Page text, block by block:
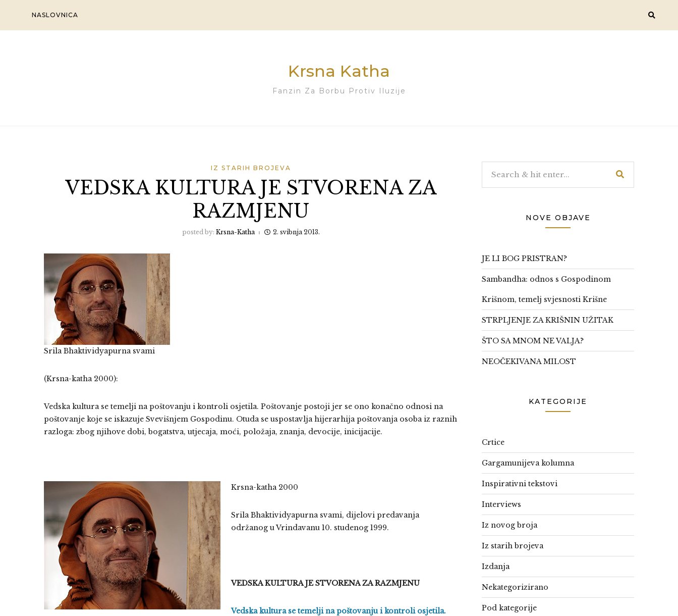
content
NASLOVNICA
Krsna Katha
Fanzin Za Borbu Protiv Iluzije
IZ STARIH BROJEVA
VEDSKA KULTURA JE STVORENA ZA
RAZMJENU
posted by: Krsna-Katha 2. svibnja 2013.
Srila Bhaktividyapurna svami
(Krsna-katha 2000):
Vedska kultura se temelji na poštovanju i kontroli osjetila. Poštovanje postoji jer se ono konačno odnosi na
poštovanje koje se iskazuje Svevišnjem Gospodinu. Otuda se uspostavlja hijerarhija poštovanja osoba iz raznih
razloga: zbog njihove dobi, bogatstva, utjecaja, moći, položaja, znanja, devocije, inicijacije.
Krsna-katha 2000
Srila Bhaktividyapurna svami, dijelovi predavanja
održanog u Vrindavanu 10. studenog 1999.
VEDSKA KULTURA JE STVORENA ZA RAZMJENU
Vedska kultura se temelji na poštovanju i kontroli osjetila.
NOVE OBJAVE
JE LI BOG PRISTRAN?
Sambandha: odnos s Gospodinom
Krišnom, temelj svjesnosti Krišne
STRPLJENJE ZA KRIŠNIN UŽITAK
ŠTO SA MNOM NE VALJA?
NEOČEKIVANA MILOST
KATEGORIJE
Crtice
Gargamunijeva kolumna
Inspirativni tekstovi
Interviews
Iz novog broja
Iz starih brojeva
Izdanja
Nekategorizirano
Pod kategorije